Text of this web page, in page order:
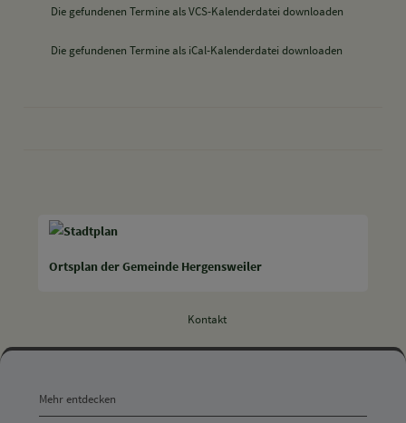
Ortsplan der Gemeinde Hergensweiler
Die gefundenen Termine als VCS-Kalenderdatei downloaden
Die gefundenen Termine als iCal-Kalenderdatei downloaden
Kontakt
entdecken,
Mehr entdecken